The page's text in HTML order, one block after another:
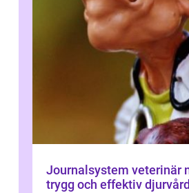
Journalsystem veterinär nyckeln till en
trygg och effektiv djurvård